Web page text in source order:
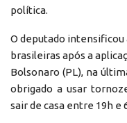
política.
O deputado intensificou
brasileiras após a
Bolsonaro (PL), na
obrigado a usar
sair de casa entre 19h e